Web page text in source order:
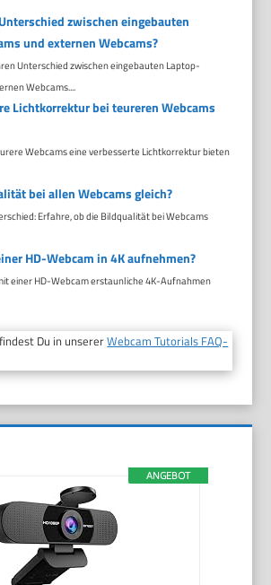
zwischen eingebauten
und externen Webcams?
Unterschied zwischen eingebauten Laptop-
Webcams....
Lichtkorrektur bei teureren Webcams
Webcams eine verbesserte Lichtkorrektur bieten
bei allen Webcams gleich?
Erfahre, ob die Bildqualität bei Webcams
HD-Webcam in 4K aufnehmen?
einer HD-Webcam erstaunliche 4K-Aufnahmen
Du in unsererWebcam Tutorials FAQ-
ANGEBOT